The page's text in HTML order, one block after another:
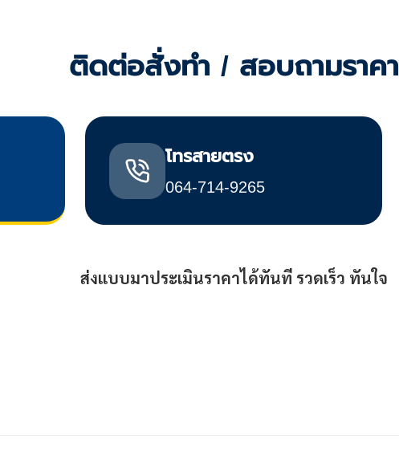
ติดต่อสั่งทำ / สอบถามราคา
โทรสายตรง
064-714-9265
ส่งแบบมาประเมินราคาได้ทันที รวดเร็ว ทันใจ